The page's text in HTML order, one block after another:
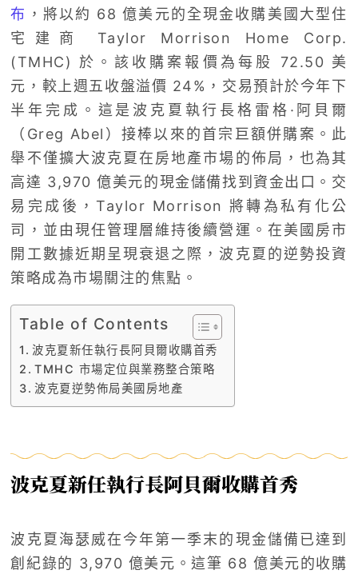
布 ，將以約 68 億美元的全現金收購美國大型住
宅建商 Taylor Morrison Home Corp.
(TMHC) 於。該收購案報價為每股 72.50 美
元，較上週五收盤溢價 24%，交易預計於今年下
半年完成。這是波克夏執行長格雷格·阿貝爾
（Greg Abel）接棒以來的首宗巨額併購案。此
舉不僅擴大波克夏在房地產市場的佈局，也為其
高達 3,970 億美元的現金儲備找到資金出口。交
易完成後，Taylor Morrison 將轉為私有化公
司，並由現任管理層維持後續營運。在美國房市
開工數據近期呈現衰退之際，波克夏的逆勢投資
策略成為市場關注的焦點。
Table of Contents
波克夏新任執行長阿貝爾收購首秀
TMHC 市場定位與業務整合策略
波克夏逆勢佈局美國房地產
波克夏新任執行長阿貝爾收購首秀
波克夏海瑟威在今年第一季末的現金儲備已達到
創紀錄的 3,970 億美元。這筆 68 億美元的收購